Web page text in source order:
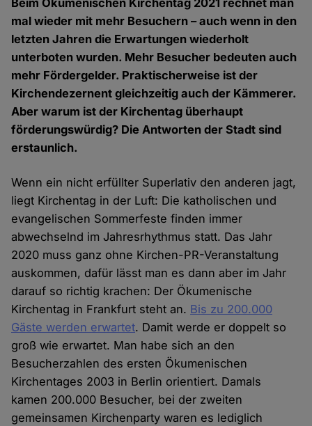
Beim Ökumenischen Kirchentag 2021 rechnet man
mal wieder mit mehr Besuchern – auch wenn in den
letzten Jahren die Erwartungen wiederholt
unterboten wurden. Mehr Besucher bedeuten auch
mehr Fördergelder. Praktischerweise ist der
Kirchendezernent gleichzeitig auch der Kämmerer.
Aber warum ist der Kirchentag überhaupt
förderungswürdig? Die Antworten der Stadt sind
erstaunlich.
Wenn ein nicht erfüllter Superlativ den anderen jagt,
liegt Kirchentag in der Luft: Die katholischen und
evangelischen Sommerfeste finden immer
abwechselnd im Jahresrhythmus statt. Das Jahr
2020 muss ganz ohne Kirchen-PR-Veranstaltung
auskommen, dafür lässt man es dann aber im Jahr
darauf so richtig krachen: Der Ökumenische
Kirchentag in Frankfurt steht an. Bis zu 200.000
Gäste werden erwartet. Damit werde er doppelt so
groß wie erwartet. Man habe sich an den
Besucherzahlen des ersten Ökumenischen
Kirchentages 2003 in Berlin orientiert. Damals
kamen 200.000 Besucher, bei der zweiten
gemeinsamen Kirchenparty waren es lediglich